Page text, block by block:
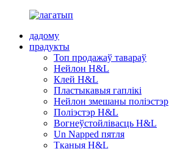
дадому
прадукты
Топ продажаў тавараў
Нейлон H&L
Клей H&L
Пластыкавыя гаплікі
Нейлон змешаны поліэстэр
Поліэстэр H&L
Вогнеўстойлівасць H&L
Un Napped пятля
Тканыя H&L